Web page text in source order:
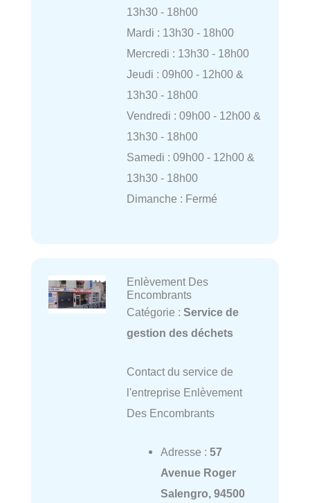
13h30 - 18h00
Mardi : 13h30 - 18h00
Mercredi : 13h30 - 18h00
Jeudi : 09h00 - 12h00 &
13h30 - 18h00
Vendredi : 09h00 - 12h00 &
13h30 - 18h00
Samedi : 09h00 - 12h00 &
13h30 - 18h00
Dimanche : Fermé
Enlèvement Des
Encombrants
Catégorie : Service de
gestion des déchets
Contact du service de
l'entreprise Enlèvement
Des Encombrants
Adresse : 57
Avenue Roger
Salengro, 94500